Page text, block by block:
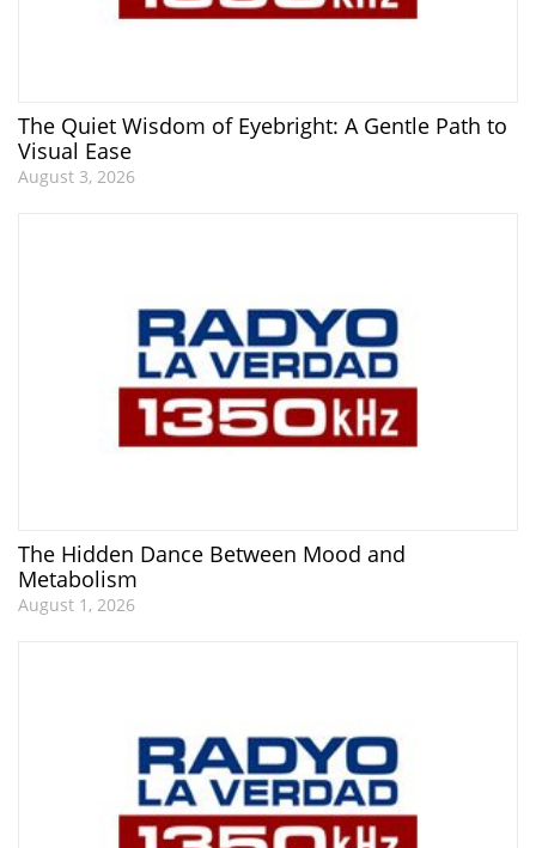
The Quiet Wisdom of Eyebright: A Gentle Path to
Visual Ease
August 3, 2026
The Hidden Dance Between Mood and
Metabolism
August 1, 2026